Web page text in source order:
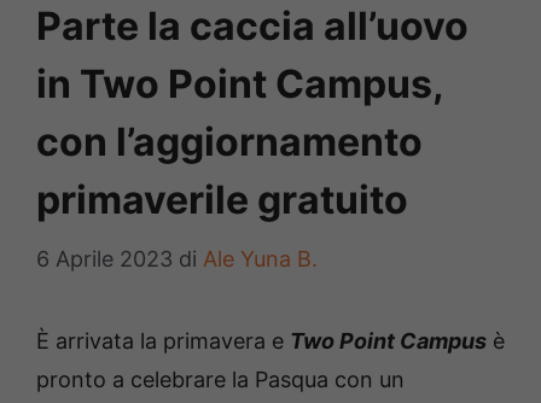
Parte la caccia all’uovo
in Two Point Campus,
con l’aggiornamento
primaverile gratuito
6 Aprile 2023 di Ale Yuna B.
È arrivata la primavera e Two Point Campus è
pronto a celebrare la Pasqua con un